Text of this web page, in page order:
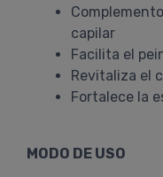
capilar
Facilita el
Revitaliza el
Fortalece la
MODO DE USO